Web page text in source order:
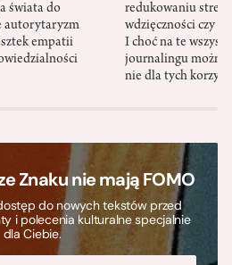
świata do
autorytaryzm
empatii
redukowaniu
wdzięczności czy
I choć na te
journalingu można
nie dla tych
Znaku nie mają FOMO
do nowych tekstów przed
i polecenia kulturalne specjalnie
dla Ciebie.